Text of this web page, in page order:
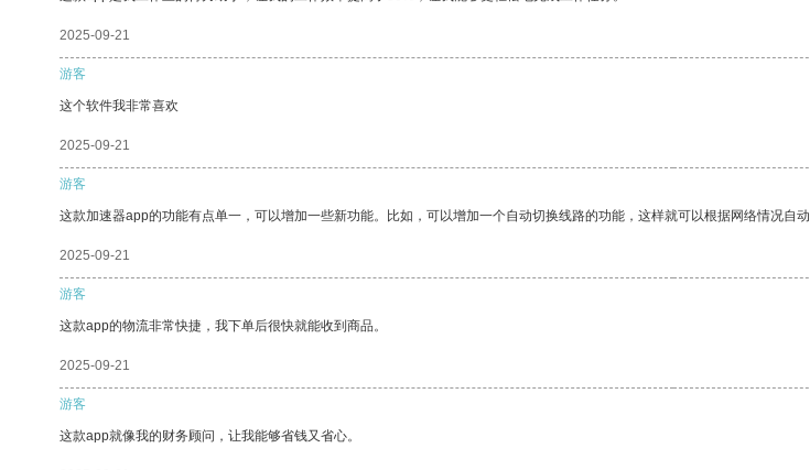
2025-09-21
游客
这个软件我非常喜欢
2025-09-21
游客
这款加速器app的功能有点单一，可以增加一些新功能。比如，可以增加一个自动切换线路的功能，这样就可以根据网络情况自
2025-09-21
游客
这款app的物流非常快捷，我下单后很快就能收到商品。
2025-09-21
游客
这款app就像我的财务顾问，让我能够省钱又省心。